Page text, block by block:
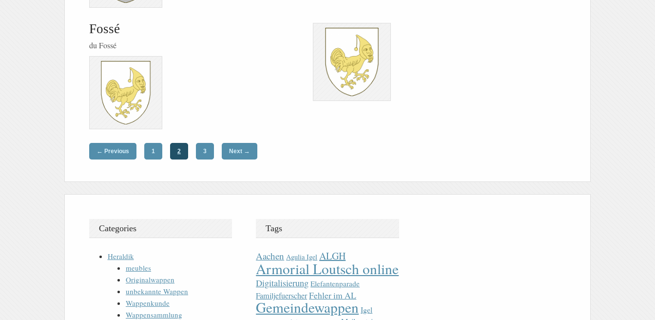
Fossé
du Fossé
← Previous 1 2 3 Next →
Categories
Heraldik
meubles
Originalwappen
unbekannte Wappen
Wappenkunde
Wappensammlung
Tags
Aachen Agulia Igel ALGH
Armorial Loutsch online
Digitalisierung Elefantenparade
FamiljefuerscherFehler im AL
Gemeindewappen Igel